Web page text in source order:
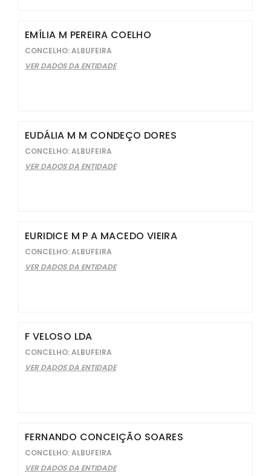
EMÍLIA M PEREIRA COELHO
CONCELHO: ALBUFEIRA
VER DADOS DA ENTIDADE
EUDÁLIA M M CONDEÇO DORES
CONCELHO: ALBUFEIRA
VER DADOS DA ENTIDADE
EURIDICE M P A MACEDO VIEIRA
CONCELHO: ALBUFEIRA
VER DADOS DA ENTIDADE
F VELOSO LDA
CONCELHO: ALBUFEIRA
VER DADOS DA ENTIDADE
FERNANDO CONCEIÇÃO SOARES
CONCELHO: ALBUFEIRA
VER DADOS DA ENTIDADE